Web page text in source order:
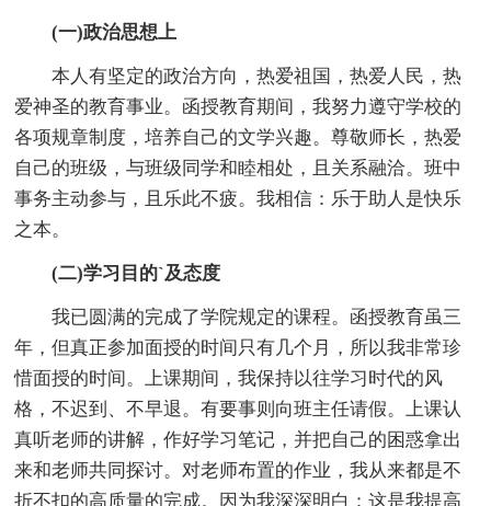
(一)政治思想上
本人有坚定的政治方向，热爱祖国，热爱人民，热
爱神圣的教育事业。函授教育期间，我努力遵守学校的
各项规章制度，培养自己的文学兴趣。尊敬师长，热爱
自己的班级，与班级同学和睦相处，且关系融洽。班中
事务主动参与，且乐此不疲。我相信：乐于助人是快乐
之本。
(二)学习目的`及态度
我已圆满的完成了学院规定的课程。函授教育虽三
年，但真正参加面授的时间只有几个月，所以我非常珍
惜面授的时间。上课期间，我保持以往学习时代的风
格，不迟到、不早退。有要事则向班主任请假。上课认
真听老师的讲解，作好学习笔记，并把自己的困惑拿出
来和老师共同探讨。对老师布置的作业，我从来都是不
折不扣的高质量的完成。因为我深深明白：这是我提高